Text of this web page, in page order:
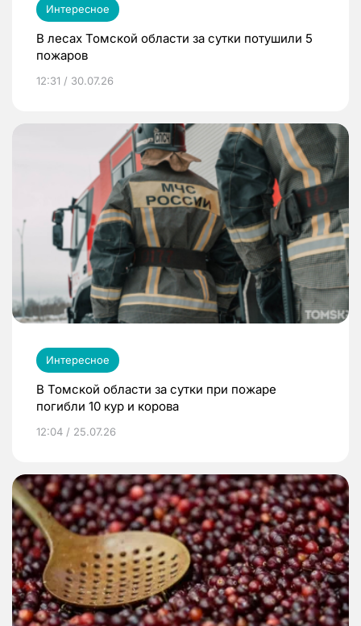
Интересное
В лесах Томской области за сутки потушили 5
пожаров
12:31 / 30.07.26
Интересное
В Томской области за сутки при пожаре
погибли 10 кур и корова
12:04 / 25.07.26